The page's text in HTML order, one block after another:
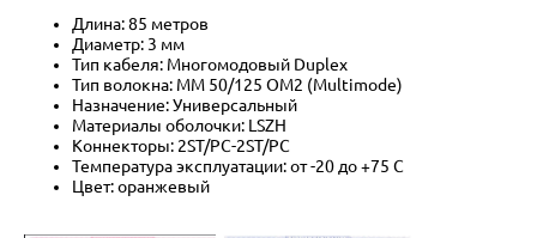
Длина: 85 метров
Диаметр: 3 мм
Тип кабеля: Многомодовый Duplex
Тип волокна: MM 50/125 OM2 (Multimode)
Назначение: Универсальный
Материалы оболочки: LSZH
Коннекторы: 2ST/PC-2ST/PC
Температура эксплуатации: от -20 до +75 C
Цвет: оранжевый